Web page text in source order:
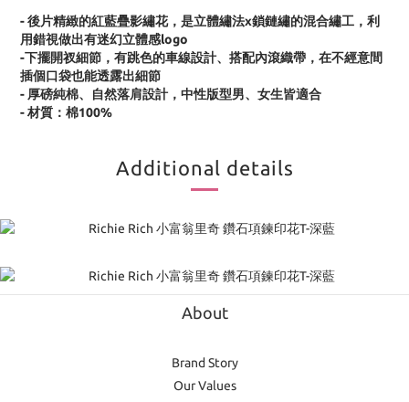
- 後片精緻的紅藍疊影繡花，是立體繡法x鎖鏈繡的混合繡工，利
用錯視做出有迷幻立體感logo
-下擺開衩細節，有跳色的車線設計、搭配內滾織帶，在不經意間
插個口袋也能透露出細節
- 厚磅純棉、自然落肩設計，中性版型男、女生皆適合
- 材質：棉100%
Additional details
About
Brand Story
Our Values